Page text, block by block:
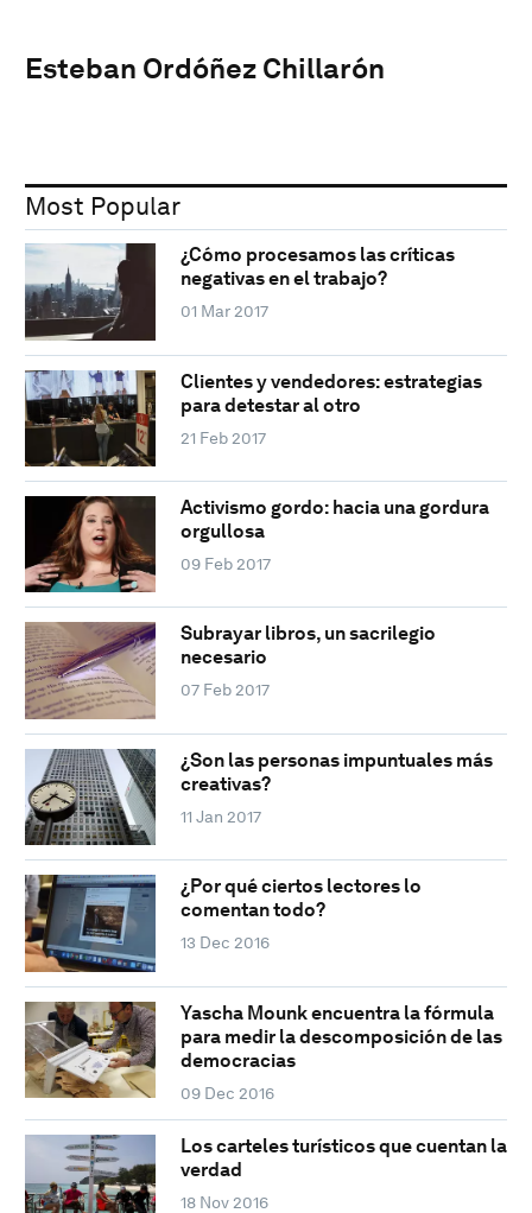
Esteban Ordóñez Chillarón
Most Popular
¿Cómo procesamos las críticas
negativas en el trabajo?
01 Mar 2017
Clientes y vendedores: estrategias
para detestar al otro
21 Feb 2017
Activismo gordo: hacia una gordura
orgullosa
09 Feb 2017
Subrayar libros, un sacrilegio
necesario
07 Feb 2017
¿Son las personas impuntuales más
creativas?
11 Jan 2017
¿Por qué ciertos lectores lo
comentan todo?
13 Dec 2016
Yascha Mounk encuentra la fórmula
para medir la descomposición de las
democracias
09 Dec 2016
Los carteles turísticos que cuentan la
verdad
18 Nov 2016